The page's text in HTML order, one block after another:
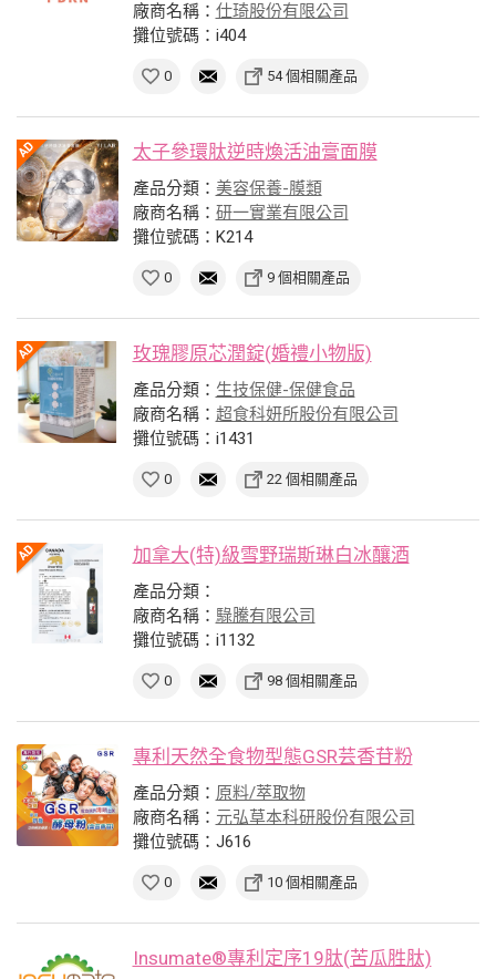
廠商名稱： 仕琦股份有限公司
攤位號碼：i404
0 54 個相關產品
太子參環肽逆時煥活油膏面膜
產品分類： 美容保養-膜類
廠商名稱： 研一實業有限公司
攤位號碼：K214
0 9 個相關產品
玫瑰膠原芯潤錠(婚禮小物版)
產品分類： 生技保健-保健食品
廠商名稱： 超食科妍所股份有限公司
攤位號碼：i1431
0 22 個相關產品
加拿大(特)級雪野瑞斯琳白冰釀酒
產品分類：
廠商名稱： 騄騰有限公司
攤位號碼：i1132
0 98 個相關產品
專利天然全食物型態GSR芸香苷粉
產品分類： 原料/萃取物
廠商名稱： 元弘草本科研股份有限公司
攤位號碼：J616
0 10 個相關產品
Insumate®專利定序19肽(苦瓜胜肽)